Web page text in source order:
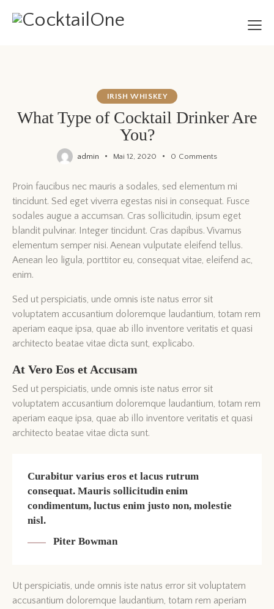
IRISH WHISKEY
What Type of Cocktail Drinker Are
You?
admin Mai 12, 2020 0 Comments
Proin faucibus nec mauris a sodales, sed elementum mi
tincidunt. Sed eget viverra egestas nisi in consequat. Fusce
sodales augue a accumsan. Cras sollicitudin, ipsum eget
blandit pulvinar. Integer tincidunt. Cras dapibus. Vivamus
elementum semper nisi. Aenean vulputate eleifend tellus.
Aenean leo ligula, porttitor eu, consequat vitae, eleifend ac,
enim.
Sed ut perspiciatis, unde omnis iste natus error sit
voluptatem accusantium doloremque laudantium, totam rem
aperiam eaque ipsa, quae ab illo inventore veritatis et quasi
architecto beatae vitae dicta sunt, explicabo.
At Vero Eos et Accusam
Sed ut perspiciatis, unde omnis iste natus error sit
voluptatem accusantium doloremque laudantium, totam rem
aperiam eaque ipsa, quae ab illo inventore veritatis et quasi
architecto beatae vitae dicta sunt.
Curabitur varius eros et lacus rutrum
consequat. Mauris sollicitudin enim
condimentum, luctus enim justo non, molestie
nisl.
Piter Bowman
Ut perspiciatis, unde omnis iste natus error sit voluptatem
accusantium doloremque laudantium, totam rem aperiam